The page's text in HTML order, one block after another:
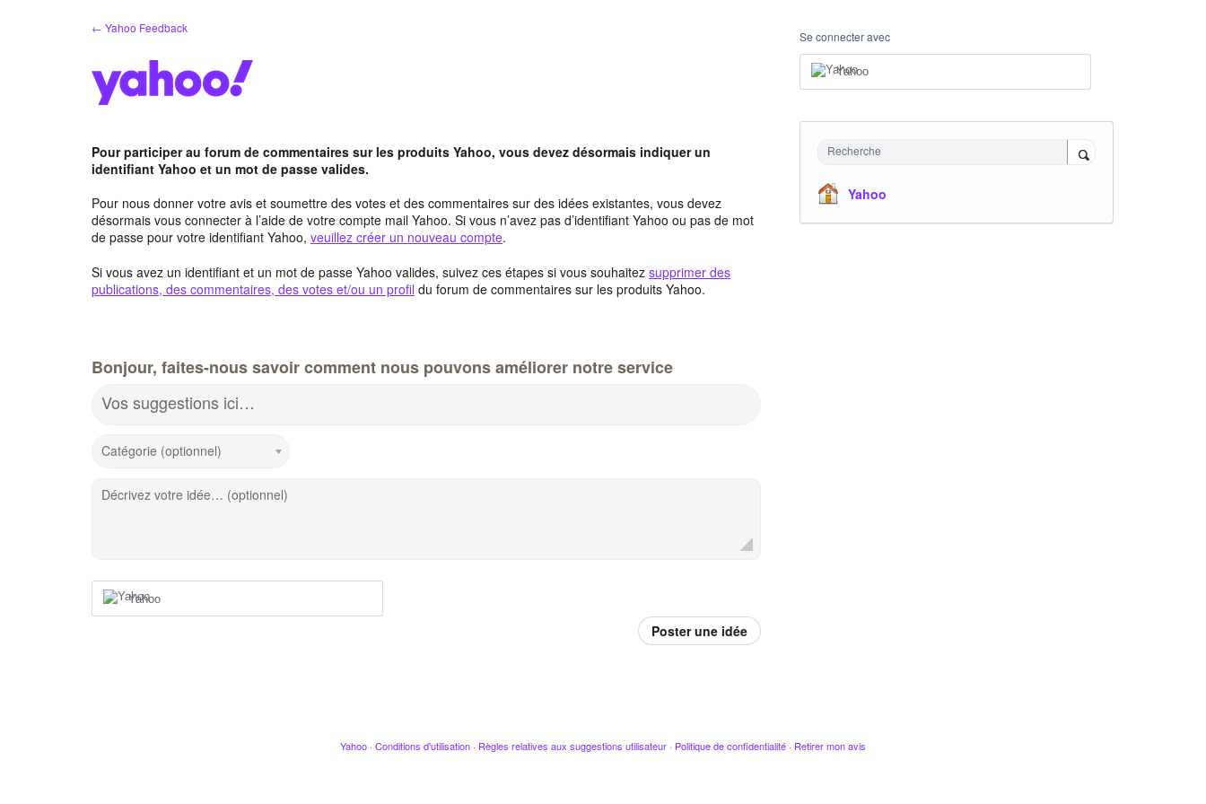
← Yahoo Feedback
Pour participer au forum de commentaires sur les produits Yahoo, vous devez désormais indiquer un
identifiant Yahoo et un mot de passe valides.
Pour nous donner votre avis et soumettre des votes et des commentaires sur des idées existantes, vous devez
désormais vous connecter à l’aide de votre compte mail Yahoo. Si vous n’avez pas d’identifiant Yahoo ou pas de mot
de passe pour votre identifiant Yahoo, veuillez créer un nouveau compte.
Si vous avez un identifiant et un mot de passe Yahoo valides, suivez ces étapes si vous souhaitez supprimer des
publications, des commentaires, des votes et/ou un profil du forum de commentaires sur les produits Yahoo.
Bonjour, faites-nous savoir comment nous pouvons améliorer notre service
Vos suggestions ici…
Catégorie (optionnel)
Décrivez votre idée… (optionnel)
Yahoo
Poster une idée
Se connecter avec
Yahoo
Recherche
Yahoo
Yahoo · Conditions d'utilisation · Règles relatives aux suggestions utilisateur · Politique de confidentialité · Retirer mon avis